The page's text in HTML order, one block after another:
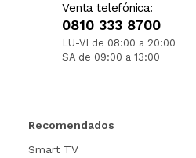
Venta telefónica:
0810 333 8700
LU-VI de 08:00 a 20:00
SA de 09:00 a 13:00
Recomendados
Smart TV